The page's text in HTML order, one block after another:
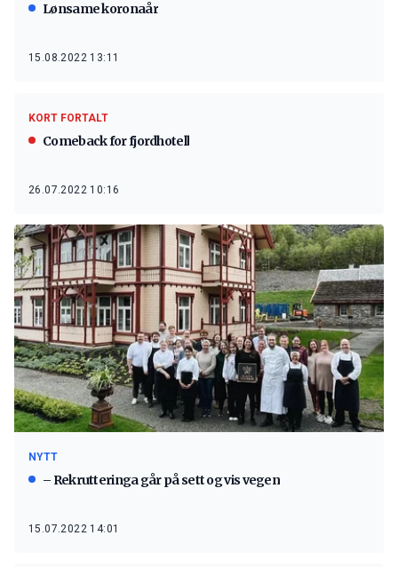
Lønsame koronaår
15.08.2022 13:11
KORT FORTALT
Comeback for fjordhotell
26.07.2022 10:16
NYTT
– Rekrutteringa går på sett og vis vegen
15.07.2022 14:01